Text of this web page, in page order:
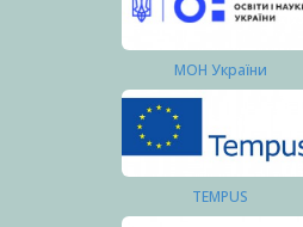
МОН України
TEMPUS